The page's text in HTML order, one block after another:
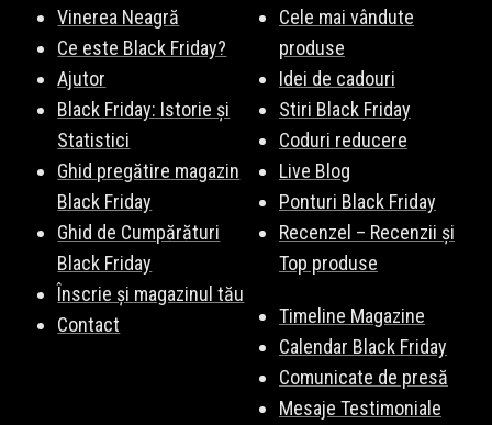
Vinerea Neagră
Ce este Black Friday?
Ajutor
Black Friday: Istorie și
Statistici
Ghid pregătire magazin
Black Friday
Ghid de Cumpărături
Black Friday
Înscrie și magazinul tău
Contact
Cele mai vândute
produse
Idei de cadouri
Stiri Black Friday
Coduri reducere
Live Blog
Ponturi Black Friday
Recenzel – Recenzii și
Top produse
Timeline Magazine
Calendar Black Friday
Comunicate de presă
Mesaje Testimoniale